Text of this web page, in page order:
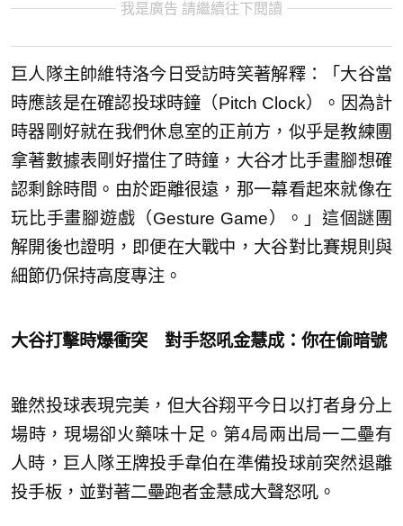
我是廣告 請繼續往下閱讀
巨人隊主帥維特洛今日受訪時笑著解釋：「大谷當
時應該是在確認投球時鐘（Pitch Clock）。因為計
時器剛好就在我們休息室的正前方，似乎是教練團
拿著數據表剛好擋住了時鐘，大谷才比手畫腳想確
認剩餘時間。由於距離很遠，那一幕看起來就像在
玩比手畫腳遊戲（Gesture Game）。」這個謎團
解開後也證明，即便在大戰中，大谷對比賽規則與
細節仍保持高度專注。
大谷打擊時爆衝突 對手怒吼金慧成：你在偷暗號
雖然投球表現完美，但大谷翔平今日以打者身分上
場時，現場卻火藥味十足。第4局兩出局一二壘有
人時，巨人隊王牌投手韋伯在準備投球前突然退離
投手板，並對著二壘跑者金慧成大聲怒吼。